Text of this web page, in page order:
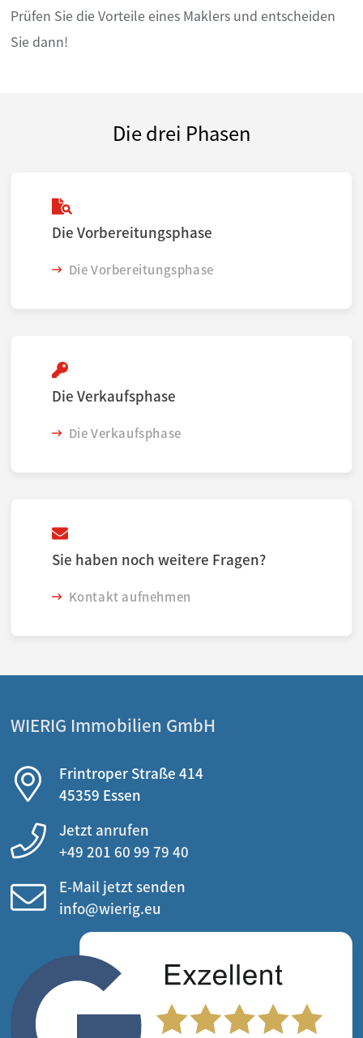
Prüfen Sie die Vorteile eines Maklers und entscheiden
Sie dann!
Die drei Phasen
Die Vorbereitungsphase
Die Vorbereitungsphase
Die Verkaufsphase
Die Verkaufsphase
Sie haben noch weitere Fragen?
Kontakt aufnehmen
WIERIG Immobilien GmbH
Frintroper Straße 414
45359 Essen
Jetzt anrufen
+49 201 60 99 79 40
E-Mail jetzt senden
info@wierig.eu